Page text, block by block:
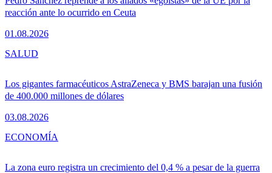
reacción ante lo ocurrido en Ceuta
01.08.2026
Los gigantes farmacéuticos AstraZeneca y BMS barajan una fusión
de 400.000 millones de dólares
03.08.2026
SALUD
La zona euro registra un crecimiento del 0,4 % a pesar de la guerra
ECONOMÍA